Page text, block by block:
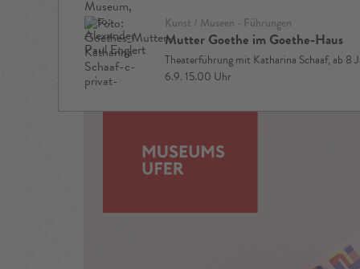
Kunst / Museen - Führungen
Mutter Goethe im Goethe-Haus
Theaterführung mit Katharina Schaaf, ab 8
6.9. 15.00 Uhr